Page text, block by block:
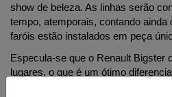
show de beleza. As linhas serão
tempo, atemporais, contando ainda
faróis estão instalados em peça
Especula-se que o Renault Bigster
lugares, o que é um ótimo